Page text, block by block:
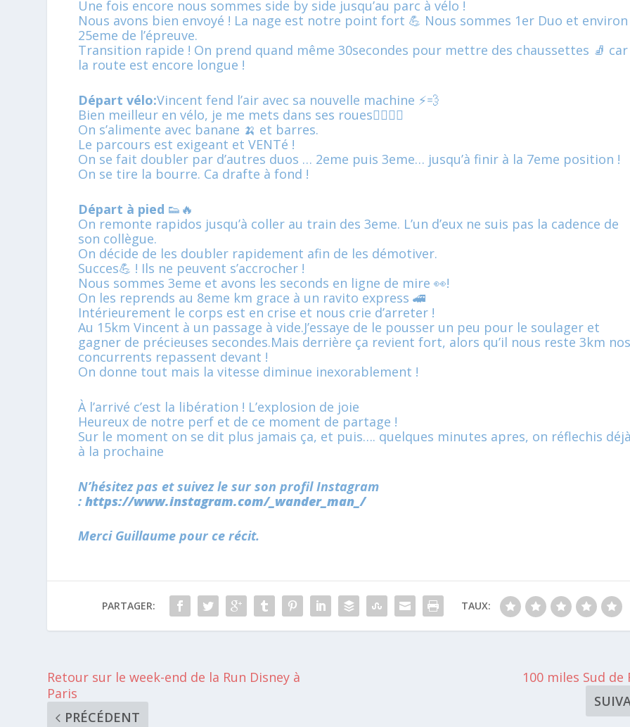
Une fois encore nous sommes side by side jusqu’au parc à vélo !
Nous avons bien envoyé ! La nage est notre point fort 💪 Nous sommes 1er Duo et environ
25eme de l’épreuve.
Transition rapide ! On prend quand même 30secondes pour mettre des chaussettes 🧦 car
la route est encore longue !
Départ vélo:Vincent fend l’air avec sa nouvelle machine ⚡💨
Bien meilleur en vélo, je me mets dans ses roues🚴‍♂️🚴‍♂️
On s’alimente avec banane 🍌 et barres.
Le parcours est exigeant et VENTé !
On se fait doubler par d’autres duos … 2eme puis 3eme… jusqu’à finir à la 7eme position !
On se tire la bourre. Ca drafte à fond !
Départ à pied 👟🔥
On remonte rapidos jusqu’à coller au train des 3eme. L’un d’eux ne suis pas la cadence de
son collègue.
On décide de les doubler rapidement afin de les démotiver.
Succes💪 ! Ils ne peuvent s’accrocher !
Nous sommes 3eme et avons les seconds en ligne de mire 👀!
On les reprends au 8eme km grace à un ravito express 🚄
Intérieurement le corps est en crise et nous crie d’arreter !
Au 15km Vincent à un passage à vide.J’essaye de le pousser un peu pour le soulager et
gagner de précieuses secondes.Mais derrière ça revient fort, alors qu’il nous reste 3km
concurrents repassent devant !
On donne tout mais la vitesse diminue inexorablement !
À l’arrivé c’est la libération ! L’explosion de joie
Heureux de notre perf et de ce moment de partage !
Sur le moment on se dit plus jamais ça, et puis…. quelques minutes apres, on réflechis
à la prochaine
N’hésitez pas et suivez le sur son profil Instagram
:https://www.instagram.com/_wander_man_/
Merci Guillaume pour ce récit.
PARTAGER: TAUX:
Retour sur le week-end de la Run Disney à
Paris
PRÉCÉDENT
100 miles Sud de